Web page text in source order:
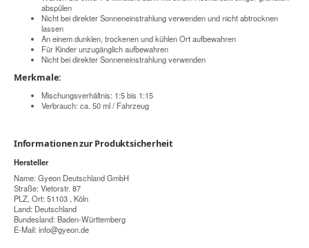
abspülen
Nicht bei direkter Sonneneinstrahlung verwenden und nicht abtrocknen
lassen
An einem dunklen, trockenen und kühlen Ort aufbewahren
Für Kinder unzugänglich aufbewahren
Nicht bei direkter Sonneneinstrahlung verwenden
Merkmale:
Mischungsverhältnis: 1:5 bis 1:15
Verbrauch: ca. 50 ml / Fahrzeug
Informationen zur Produktsicherheit
Hersteller
Name: Gyeon Deutschland GmbH
Straße: Vietorstr. 87
PLZ, Ort: 51103 , Köln
Land: Deutschland
Bundesland: Baden-Württemberg
E-Mail: info@gyeon.de